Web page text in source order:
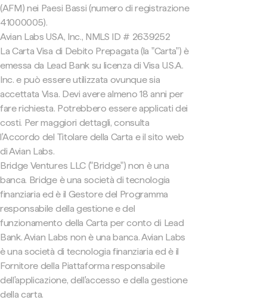
(AFM) nei Paesi Bassi (numero di registrazione
41000005).
Avian Labs USA, Inc., NMLS ID # 2639252
La Carta Visa di Debito Prepagata (la "Carta") è
emessa da Lead Bank su licenza di Visa U.S.A.
Inc. e può essere utilizzata ovunque sia
accettata Visa. Devi avere almeno 18 anni per
fare richiesta. Potrebbero essere applicati dei
costi. Per maggiori dettagli, consulta
l'Accordo del Titolare della Carta e il sito web
di Avian Labs.
Bridge Ventures LLC ("Bridge") non è una
banca. Bridge è una società di tecnologia
finanziaria ed è il Gestore del Programma
responsabile della gestione e del
funzionamento della Carta per conto di Lead
Bank. Avian Labs non è una banca. Avian Labs
è una società di tecnologia finanziaria ed è il
Fornitore della Piattaforma responsabile
dell'applicazione, dell'accesso e della gestione
della carta.